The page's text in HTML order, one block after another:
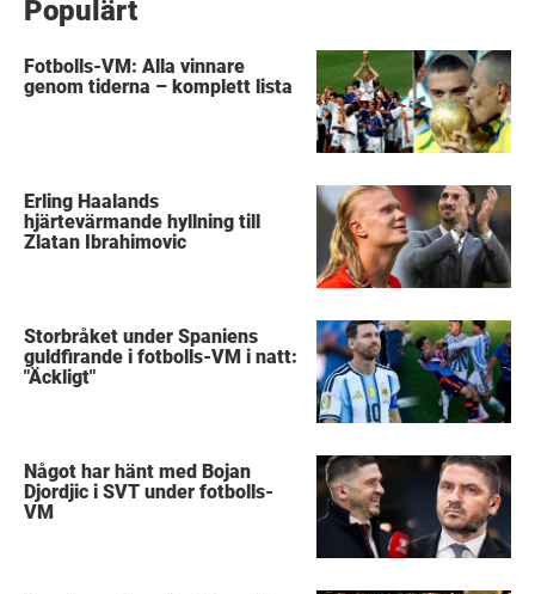
Populärt
Fotbolls-VM: Alla vinnare
genom tiderna – komplett lista
Erling Haalands
hjärtevärmande hyllning till
Zlatan Ibrahimovic
Storbråket under Spaniens
guldfirande i fotbolls-VM i natt:
"Äckligt"
Något har hänt med Bojan
Djordjic i SVT under fotbolls-
VM